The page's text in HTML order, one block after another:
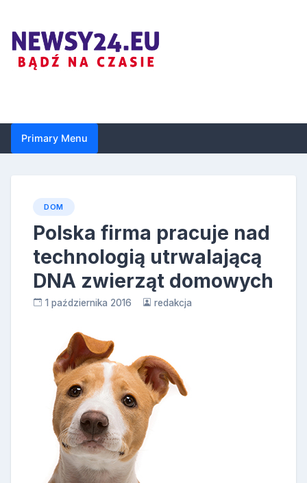
content
Primary Menu
DOM
Polska firma pracuje nad
technologią utrwalającą
DNA zwierząt domowych
1 października 2016 redakcja